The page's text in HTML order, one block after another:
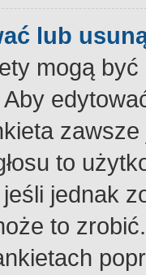
lub
mogą
to
jednak
to